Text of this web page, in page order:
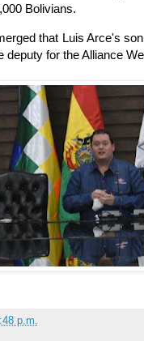
Bolivians.
that Luis Arce's
deputy for the Alliance
p.m.